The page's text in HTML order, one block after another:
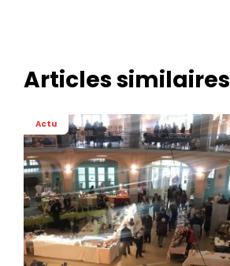
Articles similaires
Actu